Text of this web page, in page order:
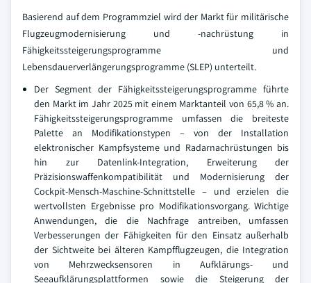
Basierend auf dem Programmziel wird der Markt für militärische
Flugzeugmodernisierung und -nachrüstung in
Fähigkeitssteigerungsprogramme und
Lebensdauerverlängerungsprogramme (SLEP) unterteilt.
Der Segment der Fähigkeitssteigerungsprogramme führte
den Markt im Jahr 2025 mit einem Marktanteil von 65,8 % an.
Fähigkeitssteigerungsprogramme umfassen die breiteste
Palette an Modifikationstypen – von der Installation
elektronischer Kampfsysteme und Radarnachrüstungen bis
hin zur Datenlink-Integration, Erweiterung der
Präzisionswaffenkompatibilität und Modernisierung der
Cockpit-Mensch-Maschine-Schnittstelle – und erzielen die
wertvollsten Ergebnisse pro Modifikationsvorgang. Wichtige
Anwendungen, die die Nachfrage antreiben, umfassen
Verbesserungen der Fähigkeiten für den Einsatz außerhalb
der Sichtweite bei älteren Kampfflugzeugen, die Integration
von Mehrzwecksensoren in Aufklärungs- und
Seeaufklärungsplattformen sowie die Steigerung der